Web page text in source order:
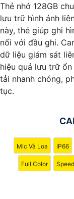
đến cho quý vị
cậy và tiết kiệm
Camera của
thương hiệu hàng
Với các tính năng
không chỉchắc
đem đến sự tin
Nếu quý vị quan
sẵn lòng hỗ trợ
Thẻ nhớ 128GB
lưu trữ hình ảnh
này, thẻ giúp ghi
nối với đầu ghi.
dữ liệu giám sát
hiệu quả lưu trữ
tải nhanh chóng,
tục.
Mic Và Loa IP66
Full Color